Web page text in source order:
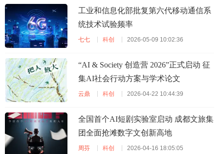
工业和信息化部批复第六代移动通信系
统技术试验频率
七七 科创 2026-05-09 10:02:36
“AI & Society 创造营 2026”正式启动 征
集AI社会行动方案与学术论文
云鼎 科创 2026-04-22 10:44:39
全国首个AI短剧实验室启动 成都文旅集
团全面抢滩数字文创新高地
周芬 科创 2026-04-16 18:05:05